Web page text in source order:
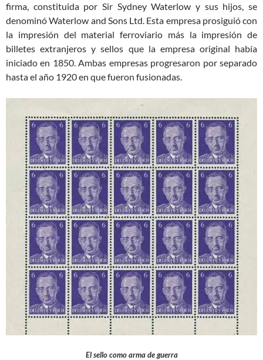
firma, constituida por Sir Sydney Waterlow y sus hijos, se
denominó Waterlow and Sons Ltd. Esta empresa prosiguió con
la impresión del material ferroviario más la impresión de
billetes extranjeros y sellos que la empresa original había
iniciado en 1850. Ambas empresas progresaron por separado
hasta el año 1920 en que fueron fusionadas.
El sello como arma de guerra